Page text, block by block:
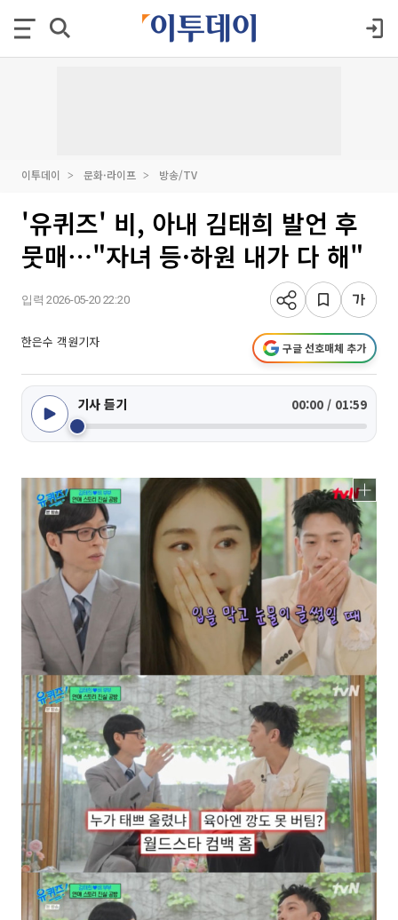
이투데이 문화·라이프 방송/TV
'유퀴즈' 비, 아내 김태희 발언 후
뭇매⋯"자녀 등·하원 내가 다 해"
입력 2026-05-20 22:20
한은수 객원기자 구글 선호매체 추가
기사 듣기 00:00 / 01:59